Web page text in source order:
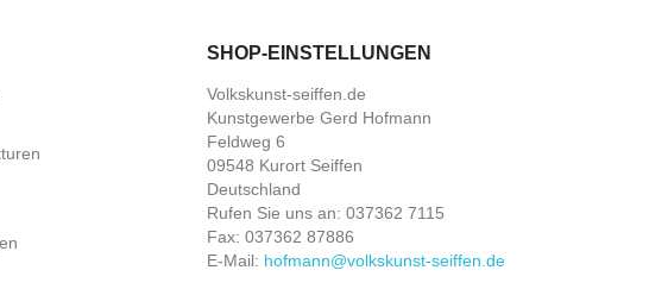
SHOP-EINSTELLUNGEN
Volkskunst-seiffen.de
Kunstgewerbe Gerd Hofmann
Feldweg 6
09548 Kurort Seiffen
Deutschland
Rufen Sie uns an: 037362 7115
Fax: 037362 87886
E-Mail: hofmann@volkskunst-seiffen.de